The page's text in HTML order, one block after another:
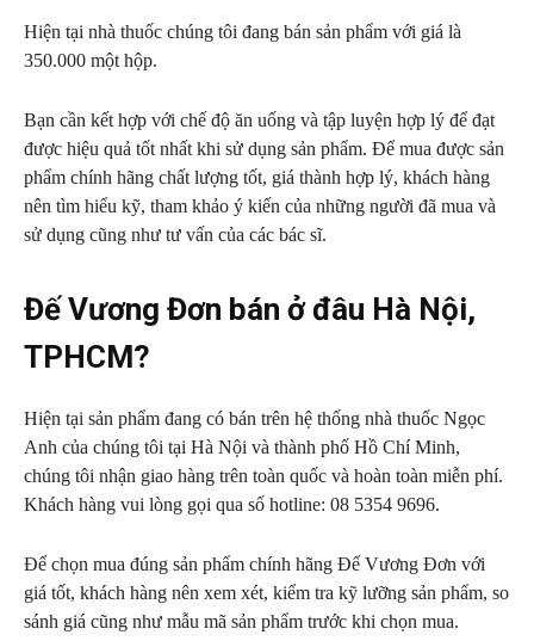
Hiện tại nhà thuốc chúng tôi đang bán sản phẩm với giá là
350.000 một hộp.
Bạn cần kết hợp với chế độ ăn uống và tập luyện hợp lý để đạt
được hiệu quả tốt nhất khi sử dụng sản phẩm. Để mua được sản
phẩm chính hãng chất lượng tốt, giá thành hợp lý, khách hàng
nên tìm hiểu kỹ, tham khảo ý kiến của những người đã mua và
sử dụng cũng như tư vấn của các bác sĩ.
Đế Vương Đơn bán ở đâu Hà Nội,
TPHCM?
Hiện tại sản phẩm đang có bán trên hệ thống nhà thuốc Ngọc
Anh của chúng tôi tại Hà Nội và thành phố Hồ Chí Minh,
chúng tôi nhận giao hàng trên toàn quốc và hoàn toàn miễn phí.
Khách hàng vui lòng gọi qua số hotline: 08 5354 9696.
Để chọn mua đúng sản phẩm chính hãng Đế Vương Đơn với
giá tốt, khách hàng nên xem xét, kiểm tra kỹ lưỡng sản phẩm, so
sánh giá cũng như mẫu mã sản phẩm trước khi chọn mua.